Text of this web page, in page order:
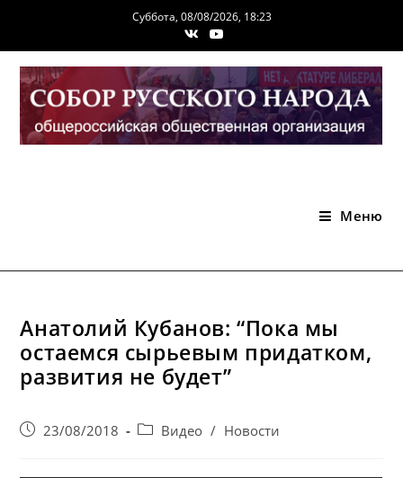
содержимому
Суббота, 08/08/2026, 18:23
Меню
Анатолий Кубанов: “Пока мы
остаемся сырьевым придатком,
развития не будет”
Запись23/08/2018
PostВидео / Новости